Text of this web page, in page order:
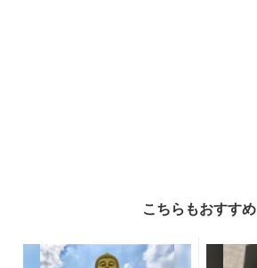
こちらもおすすめ